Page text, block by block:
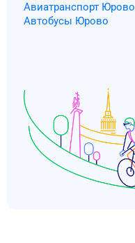
Авиатранспорт Юрово
Автобусы Юрово